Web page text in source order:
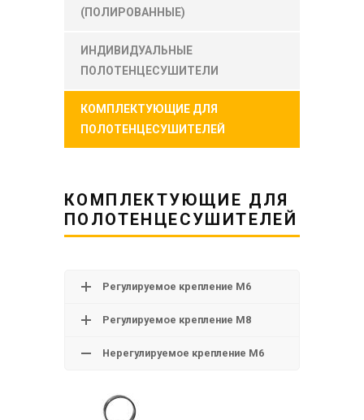
(ПОЛИРОВАННЫЕ)
ИНДИВИДУАЛЬНЫЕ
ПОЛОТЕНЦЕСУШИТЕЛИ
КОМПЛЕКТУЮЩИЕ ДЛЯ
ПОЛОТЕНЦЕСУШИТЕЛЕЙ
КОМПЛЕКТУЮЩИЕ ДЛЯ
ПОЛОТЕНЦЕСУШИТЕЛЕЙ
Регулируемое крепление М6
Регулируемое крепление М8
Нерегулируемое крепление М6